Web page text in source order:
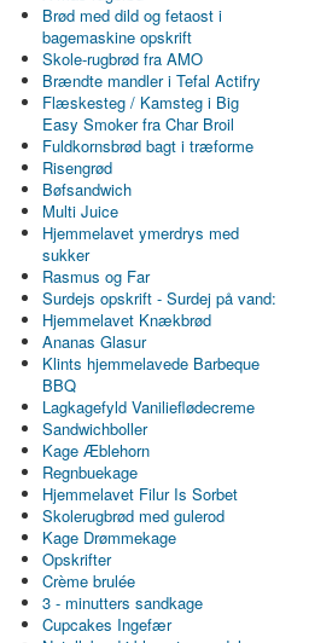
Brød med dild og fetaost i
bagemaskine opskrift
Skole-rugbrød fra AMO
Brændte mandler i Tefal Actifry
Flæskesteg / Kamsteg i Big
Easy Smoker fra Char Broil
Fuldkornsbrød bagt i træforme
Risengrød
Bøfsandwich
Multi Juice
Hjemmelavet ymerdrys med
sukker
Rasmus og Far
Surdejs opskrift - Surdej på vand:
Hjemmelavet Knækbrød
Ananas Glasur
Klints hjemmelavede Barbeque
BBQ
Lagkagefyld Vanilieflødecreme
Sandwichboller
Kage Æblehorn
Regnbuekage
Hjemmelavet Filur Is Sorbet
Skolerugbrød med gulerod
Kage Drømmekage
Opskrifter
Crème brulée
3 - minutters sandkage
Cupcakes Ingefær